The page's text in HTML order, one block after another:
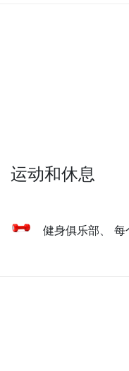
运动和休息
健身俱乐部、 每